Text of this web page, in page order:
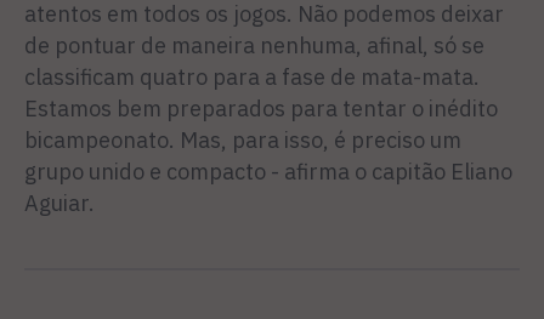
atentos em todos os jogos. Não podemos deixar
de pontuar de maneira nenhuma, afinal, só se
classificam quatro para a fase de mata-mata.
Estamos bem preparados para tentar o inédito
bicampeonato. Mas, para isso, é preciso um
grupo unido e compacto - afirma o capitão Eliano
Aguiar.